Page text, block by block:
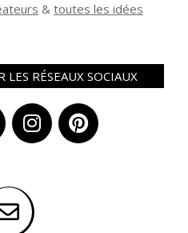
& toutes les idées
RÉSEAUX SOCIAUX